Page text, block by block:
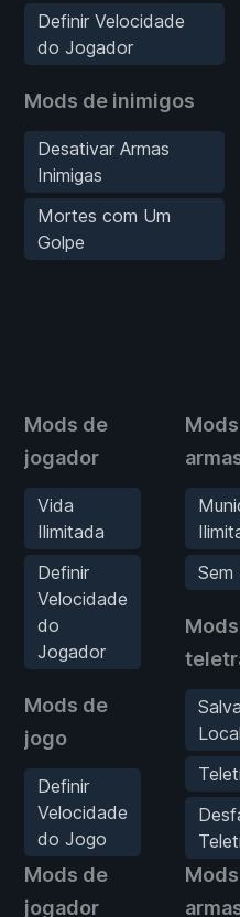
Definir Velocidade
do Jogador
Mods de inimigos
Desativar Armas
Inimigas
Mortes com Um
Golpe
Mods de
jogador
Vida
Ilimitada
Definir
Velocidade
do
Jogador
Mods de
jogo
Definir
Velocidade
do Jogo
Sem
Mods de
jogador